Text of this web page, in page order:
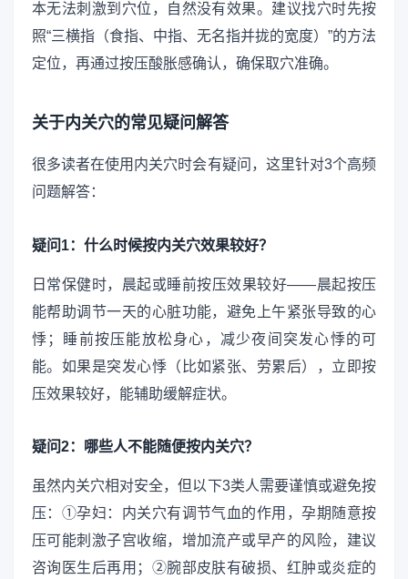
本无法刺激到穴位，自然没有效果。建议找穴时先按
照“三横指（食指、中指、无名指并拢的宽度）”的方法
定位，再通过按压酸胀感确认，确保取穴准确。
关于内关穴的常见疑问解答
很多读者在使用内关穴时会有疑问，这里针对3个高频
问题解答：
疑问1：什么时候按内关穴效果较好？
日常保健时，晨起或睡前按压效果较好——晨起按压
能帮助调节一天的心脏功能，避免上午紧张导致的心
悸；睡前按压能放松身心，减少夜间突发心悸的可
能。如果是突发心悸（比如紧张、劳累后），立即按
压效果较好，能辅助缓解症状。
疑问2：哪些人不能随便按内关穴？
虽然内关穴相对安全，但以下3类人需要谨慎或避免按
压：①孕妇：内关穴有调节气血的作用，孕期随意按
压可能刺激子宫收缩，增加流产或早产的风险，建议
咨询医生后再用；②腕部皮肤有破损、红肿或炎症的